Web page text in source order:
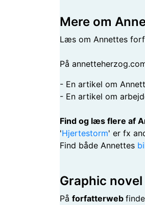
Mere om
Læs om Annettes
På
- En artikel om
- En artikel om
Find og læs flere af
'Hjertestorm' er fx
Find både Annettes
Graphic
På forfatterweb